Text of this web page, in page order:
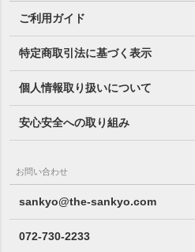
ご利用ガイド
特定商取引法に基づく表示
個人情報取り扱いについて
安心安全への取り組み
お問い合わせ
sankyo@the-sankyo.com
072-730-2233